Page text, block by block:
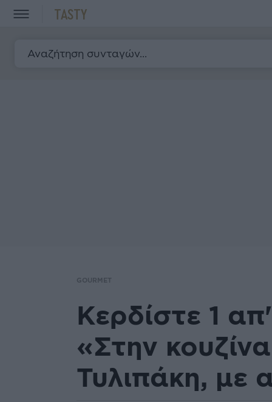
TASTY
GOURMET
Κερδίστε 1
«Στην
Τυλιπάκη, με